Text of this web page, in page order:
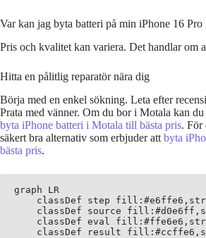
Var kan jag byta batteri på min iPhone 16
Pris och kvalitet kan variera. Det handlar om
Hitta en pålitlig reparatör nära dig
Börja med en enkel sökning. Leta efter
Prata med vänner. Om du bor i Motala kan
byta iPhone batteri i Motala till bästa pris. För
säkert bra alternativ som erbjuder att byta
bästa pris.
graph LR
classDef step
classDef source
classDef eval
classDef result